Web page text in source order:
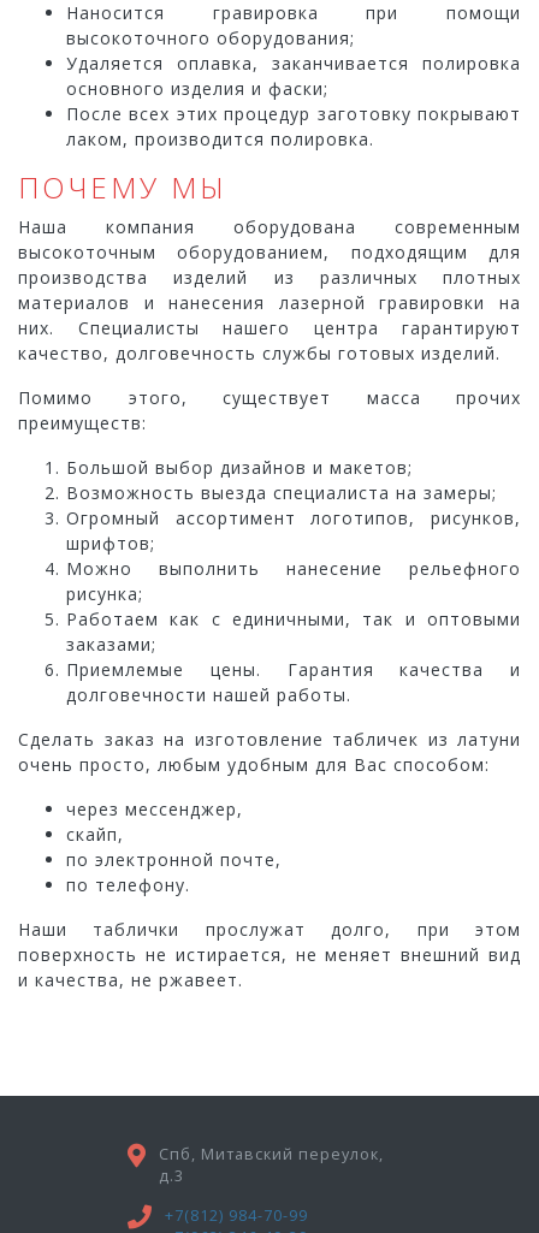
Наносится гравировка при помощи
высокоточного оборудования;
Удаляется оплавка, заканчивается полировка
основного изделия и фаски;
После всех этих процедур заготовку покрывают
лаком, производится полировка.
ПОЧЕМУ МЫ
Наша компания оборудована современным
высокоточным оборудованием, подходящим для
производства изделий из различных плотных
материалов и нанесения лазерной гравировки на
них. Специалисты нашего центра гарантируют
качество, долговечность службы готовых изделий.
Помимо этого, существует масса прочих
преимуществ:
Большой выбор дизайнов и макетов;
Возможность выезда специалиста на замеры;
Огромный ассортимент логотипов, рисунков,
шрифтов;
Можно выполнить нанесение рельефного
рисунка;
Работаем как с единичными, так и оптовыми
заказами;
Приемлемые цены. Гарантия качества и
долговечности нашей работы.
Сделать заказ на изготовление табличек из латуни
очень просто, любым удобным для Вас способом:
через мессенджер,
скайп,
по электронной почте,
по телефону.
Наши таблички прослужат долго, при этом
поверхность не истирается, не меняет внешний вид
и качества, не ржавеет.
Спб, Митавский переулок,
д.3
+7(812) 984-70-99